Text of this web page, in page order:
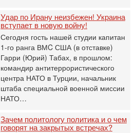
Удар по Ирану неизбежен! Украина
вступает в новую войну!
Сегодня гость нашей студии капитан
1-го ранга ВМC США (в отставке)
Гарри (Юрий) Табах, в прошлом:
командир антитеррористического
центра НАТО в Турции, начальник
штаба специальной военной миссии
НАТО…
Зачем политологу политика и о чем
говорят на закрытых встречах?